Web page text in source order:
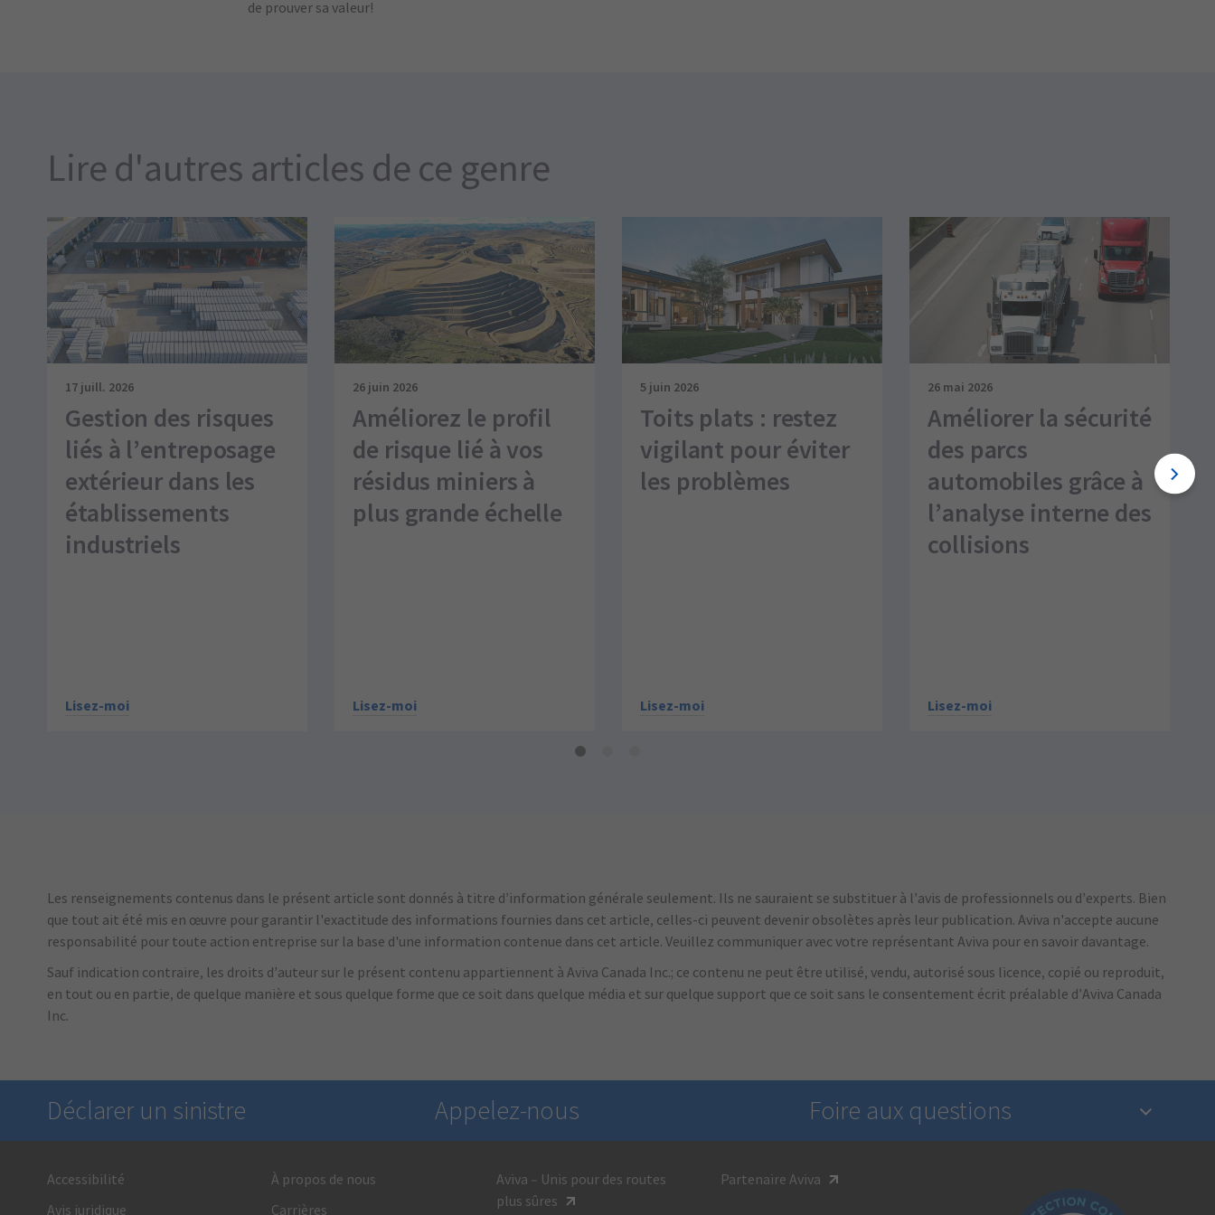
de prouver sa valeur!
Lire d'autres articles de ce genre
17 juill. 2026
Gestion des risques
liés à l’entreposage
extérieur dans les
établissements
industriels
Lisez-moi
26 juin 2026
Améliorez le profil
de risque lié à vos
résidus miniers à
plus grande échelle
Lisez-moi
5 juin 2026
Toits plats : restez
vigilant pour éviter
les problèmes
Lisez-moi
26 mai 2026
Améliorer la sécurité
des parcs
automobiles grâce à
l’analyse interne des
collisions
Lisez-moi
Les renseignements contenus dans le présent article sont donnés à titre d’information générale seulement. Ils ne sauraient se substituer à l’avis de professionnels ou d’experts. Bien
que tout ait été mis en œuvre pour garantir l'exactitude des informations fournies dans cet article, celles-ci peuvent devenir obsolètes après leur publication. Aviva n'accepte aucune
responsabilité pour toute action entreprise sur la base d'une information contenue dans cet article. Veuillez communiquer avec votre représentant Aviva pour en savoir davantage.
Sauf indication contraire, les droits d’auteur sur le présent contenu appartiennent à Aviva Canada Inc.; ce contenu ne peut être utilisé, vendu, autorisé sous licence, copié ou reproduit,
en tout ou en partie, de quelque manière et sous quelque forme que ce soit dans quelque média et sur quelque support que ce soit sans le consentement écrit préalable d’Aviva Canada
Inc.
Déclarer un sinistre Appelez-nous Foire aux questions
Nous sommes là en cas de besoin
Pour obtenir des renseignements généraux,
1. Qu’est-ce qu’une assurance?
2. L’industrie de l’assurance est-elle réglementée?
Accessibilité
Avis juridique
À propos de nous
Carrières
Aviva – Unis pour des routes
plus sûres
Partenaire Aviva